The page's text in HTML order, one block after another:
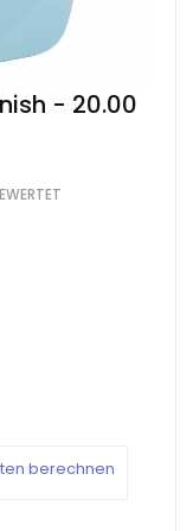
- 20.00
berechnen